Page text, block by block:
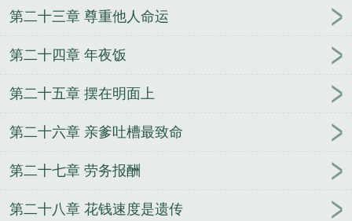
第二十三章 尊重他人命运
第二十四章 年夜饭
第二十五章 摆在明面上
第二十六章 亲爹吐槽最致命
第二十七章 劳务报酬
第二十八章 花钱速度是遗传